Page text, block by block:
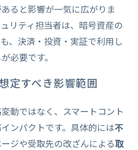
ると影響が一気に広がりま
リティ担当者は、暗号資産の
、決済・投資・実証で利用し
必要です。
定すべき影響範囲
動ではなく、スマートコント
ンパクトです。具体的には不
ジや受取先の改ざんによる取